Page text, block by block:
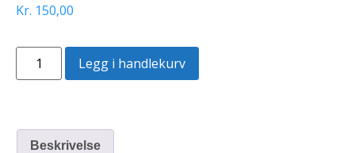
Kr 150,00
Legg i handlekurv
Beskrivelse